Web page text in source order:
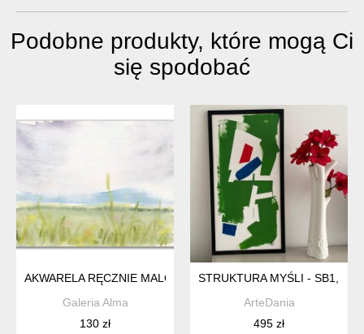
Podobne produkty, które mogą Ci
się spodobać
AKWARELA RĘCZNIE MALOWANA ORYGINALNA. ŁĄKA,GÓRY
Galeria Alma
130 zł
STRUKTURA MYŚLI - SB1,
ArteDania
495 zł